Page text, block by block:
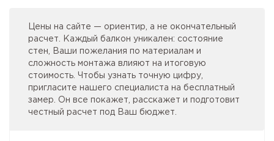
Цены на сайте — ориентир, а не окончательный
расчет. Каждый балкон уникален: состояние
стен, Ваши пожелания по материалам и
сложность монтажа влияют на итоговую
стоимость. Чтобы узнать точную цифру,
пригласите нашего специалиста на бесплатный
замер. Он все покажет, расскажет и подготовит
честный расчет под Ваш бюджет.